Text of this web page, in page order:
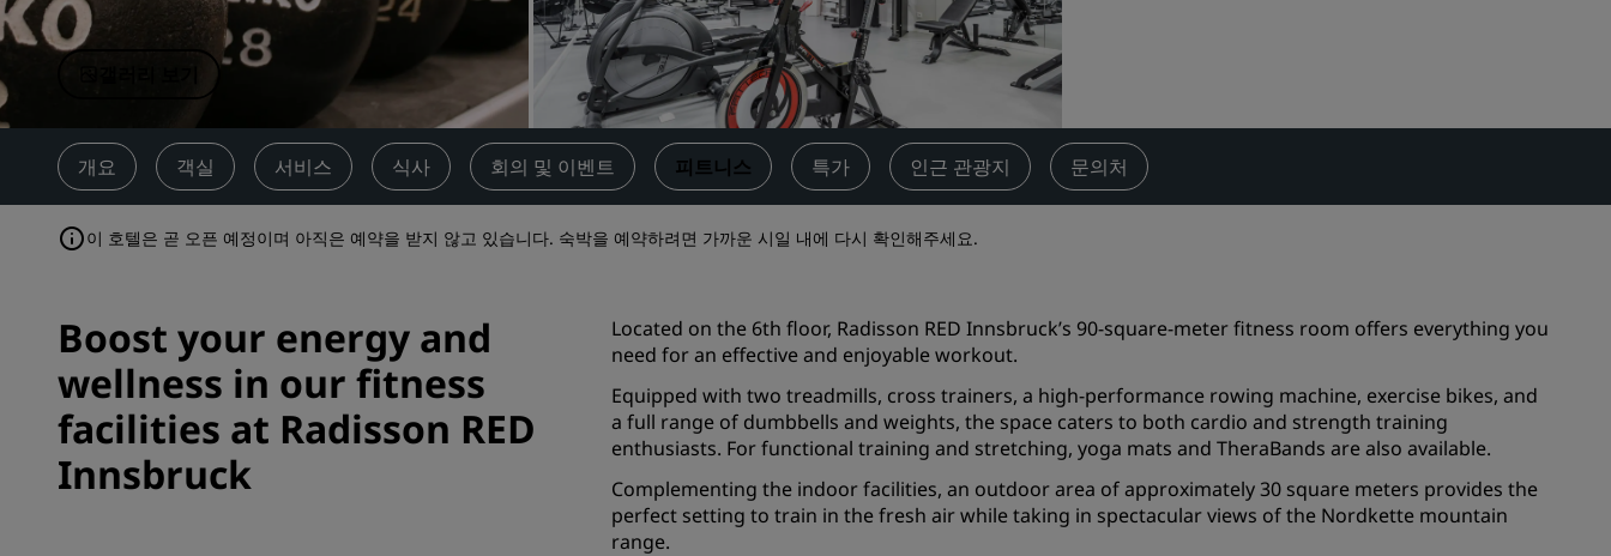
견적 요청
이벤트 목적지
산업 솔루션
항공편 검색
항공편 검색
레스토랑 검색
Radisson Hotels App
비즈니스 여행객
포인트 적립 방법
Bookers & Planners
개요 객실 서비스 식사 회의 및 이벤트 피트니스 특가 인근 관광지 문의처
이 호텔은 곧 오픈 예정이며 아직은 예약을 받지 않고 있습니다. 숙박을 예약하려면 가까운 시일 내에 다시 확인해주세요.
Boost your energy and
wellness in our fitness
facilities at Radisson RED
Innsbruck
Located on the 6th floor, Radisson RED Innsbruck’s 90-square-meter fitness room offers everything you
need for an effective and enjoyable workout.
Equipped with two treadmills, cross trainers, a high-performance rowing machine, exercise bikes, and
a full range of dumbbells and weights, the space caters to both cardio and strength training
enthusiasts. For functional training and stretching, yoga mats and TheraBands are also available.
Complementing the indoor facilities, an outdoor area of approximately 30 square meters provides the
perfect setting to train in the fresh air while taking in spectacular views of the Nordkette mountain
range.